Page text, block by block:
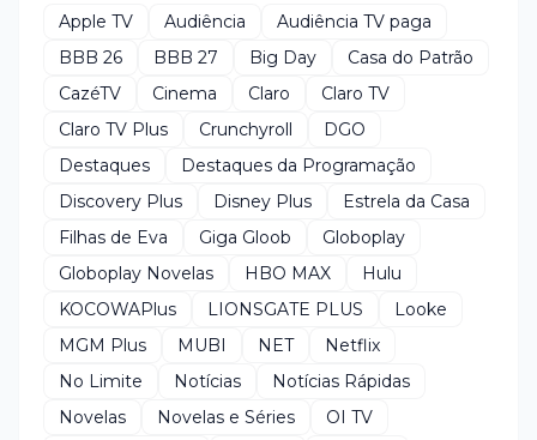
Apple TV Audiência
Audiência TV paga
BBB 26
BBB 27 Big Day
Casa do Patrão
CazéTV
Cinema Claro
Claro TV
Claro TV Plus
Crunchyroll
DGO
Destaques
Destaques da Programação
Discovery Plus
Disney Plus
Estrela da Casa
Filhas de Eva
Giga Gloob
Globoplay
Globoplay Novelas
HBO MAX
Hulu
KOCOWAPlus
LIONSGATE PLUS
Looke
MGM Plus
MUBI NET
Netflix
No Limite
Notícias
Notícias Rápidas
Novelas
Novelas e Séries
OI TV